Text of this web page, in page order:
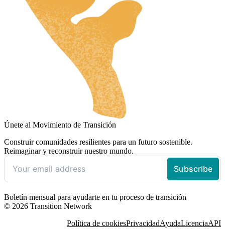
Únete al Movimiento de Transición
Construir comunidades resilientes para un futuro sostenible.
Reimaginar y reconstruir nuestro mundo.
Boletín mensual para ayudarte en tu proceso de transición
© 2026 Transition Network
Política de cookiesPrivacidadAyudaLicenciaAPI